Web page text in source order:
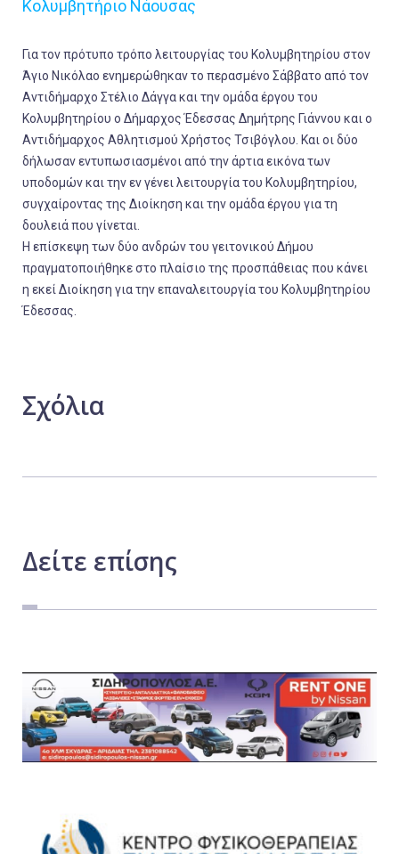
Κολυμβητήριο Νάουσας
Για τον πρότυπο τρόπο λειτουργίας του Κολυμβητηρίου στον
Άγιο Νικόλαο ενημερώθηκαν το περασμένο Σάββατο από τον
Αντιδήμαρχο Στέλιο Δάγγα και την ομάδα έργου του
Κολυμβητηρίου ο Δήμαρχος Έδεσσας Δημήτρης Γιάννου και ο
Αντιδήμαρχος Αθλητισμού Χρήστος Τσιβόγλου. Και οι δύο
δήλωσαν εντυπωσιασμένοι από την άρτια εικόνα των
υποδομών και την εν γένει λειτουργία του Κολυμβητηρίου,
συγχαίροντας της Διοίκηση και την ομάδα έργου για τη
δουλειά που γίνεται.
Η επίσκεψη των δύο ανδρών του γειτονικού Δήμου
πραγματοποιήθηκε στο πλαίσιο της προσπάθειας που κάνει
η εκεί Διοίκηση για την επαναλειτουργία του Κολυμβητηρίου
Έδεσσας.
Σχόλια
Δείτε επίσης